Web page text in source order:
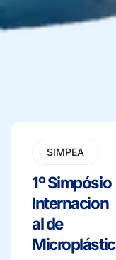
SIMPEA
1º Simpósio
Internacion
al de
Microplástic